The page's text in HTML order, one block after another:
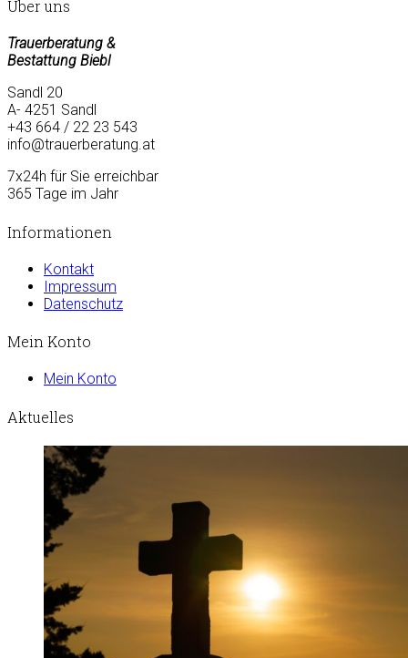
Über uns
Trauerberatung &
Bestattung Biebl
Sandl 20
A- 4251 Sandl
+43 664 / 22 23 543
info@trauerberatung.at
7x24h für Sie erreichbar
365 Tage im Jahr
Informationen
Kontakt
Impressum
Datenschutz
Mein Konto
Mein Konto
Aktuelles